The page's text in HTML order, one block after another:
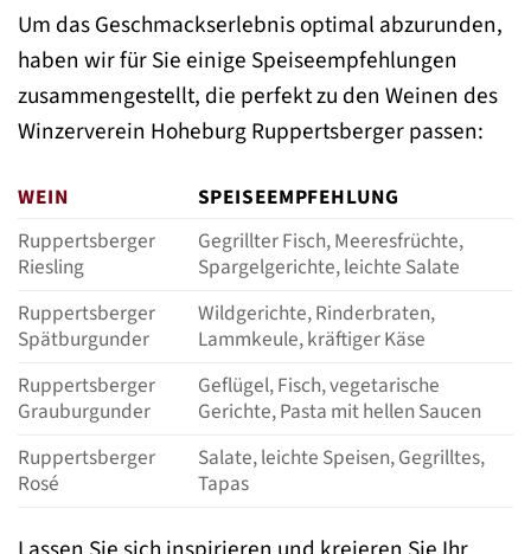
Um das Geschmackserlebnis optimal abzurunden,
haben wir für Sie einige Speiseempfehlungen
zusammengestellt, die perfekt zu den Weinen des
Winzerverein Hoheburg Ruppertsberger passen:
WEIN
SPEISEEMPFEHLUNG
Ruppertsberger
Riesling
Gegrillter Fisch, Meeresfrüchte,
Spargelgerichte, leichte Salate
Ruppertsberger
Spätburgunder
Wildgerichte, Rinderbraten,
Lammkeule, kräftiger Käse
Ruppertsberger
Grauburgunder
Geflügel, Fisch, vegetarische
Gerichte, Pasta mit hellen Saucen
Ruppertsberger
Rosé
Salate, leichte Speisen, Gegrilltes,
Tapas